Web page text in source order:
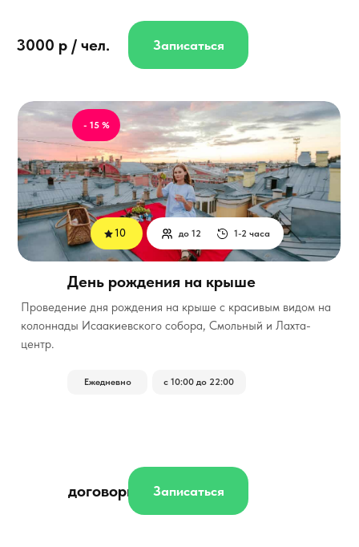
3000 р / чел. Записаться
Проведение дня рождения на крыше с красивым видом на
колоннады Исаакиевского собора, Смольный и Лахта-
центр.
договорная
1-2 часа
до 12
Ежедневно с 10:00 до 22:00
- 15 %
Записаться
День рождения на крыше
10